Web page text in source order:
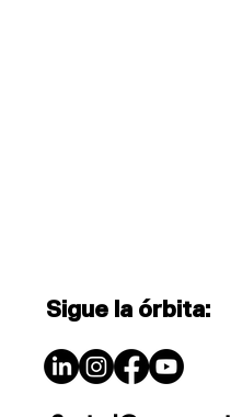
Sigue la órbita: